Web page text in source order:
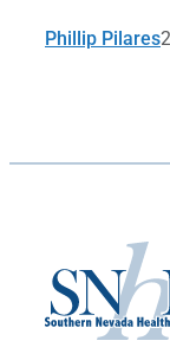
Phillip Pilares